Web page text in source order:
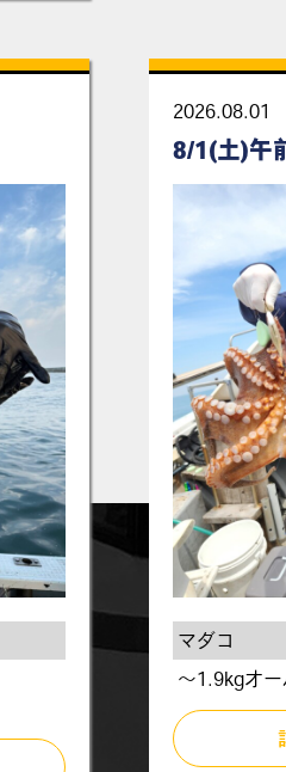
2026.08.01
8/1(土)午
マダコ
～1.9kgオー